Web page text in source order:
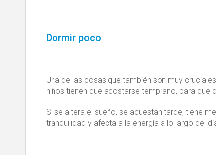
Dormir poco
Una de las cosas que también son muy
niños tienen que acostarse temprano, para que
Si se altera el sueño, se acuestan tarde, tiene
tranquilidad y afecta a la energía a lo largo del